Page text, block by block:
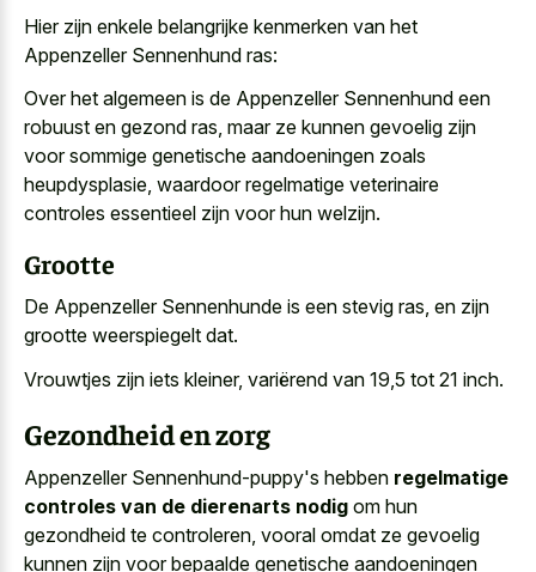
Hier zijn enkele belangrijke kenmerken van het
Appenzeller Sennenhund ras:
Over het algemeen is de Appenzeller Sennenhund een
robuust en gezond ras, maar ze kunnen gevoelig zijn
voor sommige genetische aandoeningen zoals
heupdysplasie, waardoor regelmatige veterinaire
controles essentieel zijn voor hun welzijn.
Grootte
De Appenzeller Sennenhunde is een stevig ras, en zijn
grootte weerspiegelt dat.
Vrouwtjes zijn iets kleiner, variërend van 19,5 tot 21 inch.
Gezondheid en zorg
Appenzeller Sennenhund-puppy's hebben regelmatige
controles van de dierenarts nodig om hun
gezondheid te controleren, vooral omdat ze gevoelig
kunnen zijn voor bepaalde genetische aandoeningen